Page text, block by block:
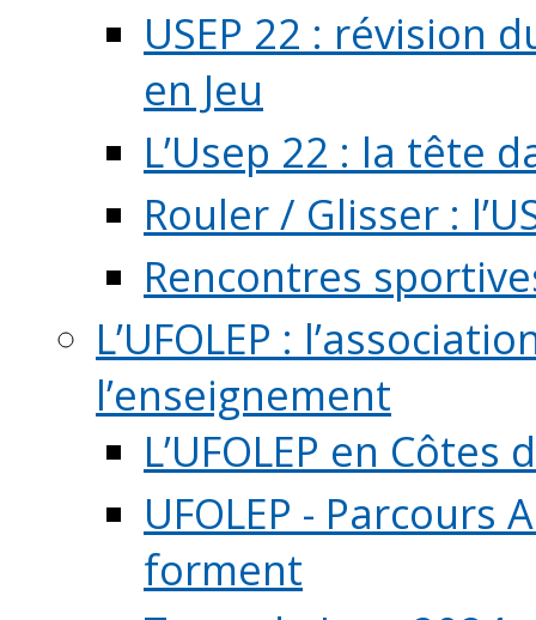
USEP 22 : révision
en Jeu
L’Usep 22 : la tête
Rouler / Glisser :
Rencontres
L’UFOLEP :
l’enseignement
L’UFOLEP en Côtes
UFOLEP -
forment